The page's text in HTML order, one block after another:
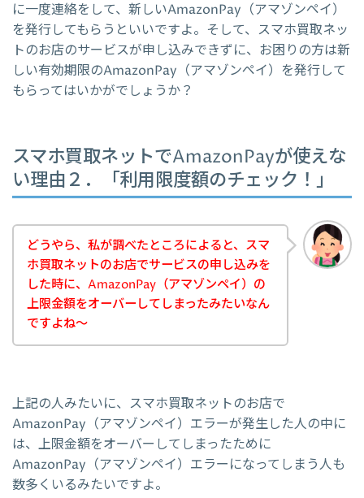
に一度連絡をして、新しいAmazonPay（アマゾンペイ）
を発行してもらうといいですよ。そして、スマホ買取ネッ
トのお店のサービスが申し込みできずに、お困りの方は新
しい有効期限のAmazonPay（アマゾンペイ）を発行して
もらってはいかがでしょうか？
スマホ買取ネットでAmazonPayが使えな
い理由２．「利用限度額のチェック！」
どうやら、私が調べたところによると、スマ
ホ買取ネットのお店でサービスの申し込みを
した時に、AmazonPay（アマゾンペイ）の
上限金額をオーバーしてしまったみたいなん
ですよね～
上記の人みたいに、スマホ買取ネットのお店で
AmazonPay（アマゾンペイ）エラーが発生した人の中に
は、上限金額をオーバーしてしまったために
AmazonPay（アマゾンペイ）エラーになってしまう人も
数多くいるみたいですよ。